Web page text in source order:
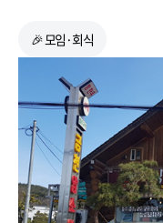
🎉 모임·회식